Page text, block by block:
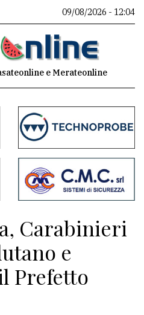
09/08/2026 - 12:04
e Merateonline
Carabinieri
e
Prefetto